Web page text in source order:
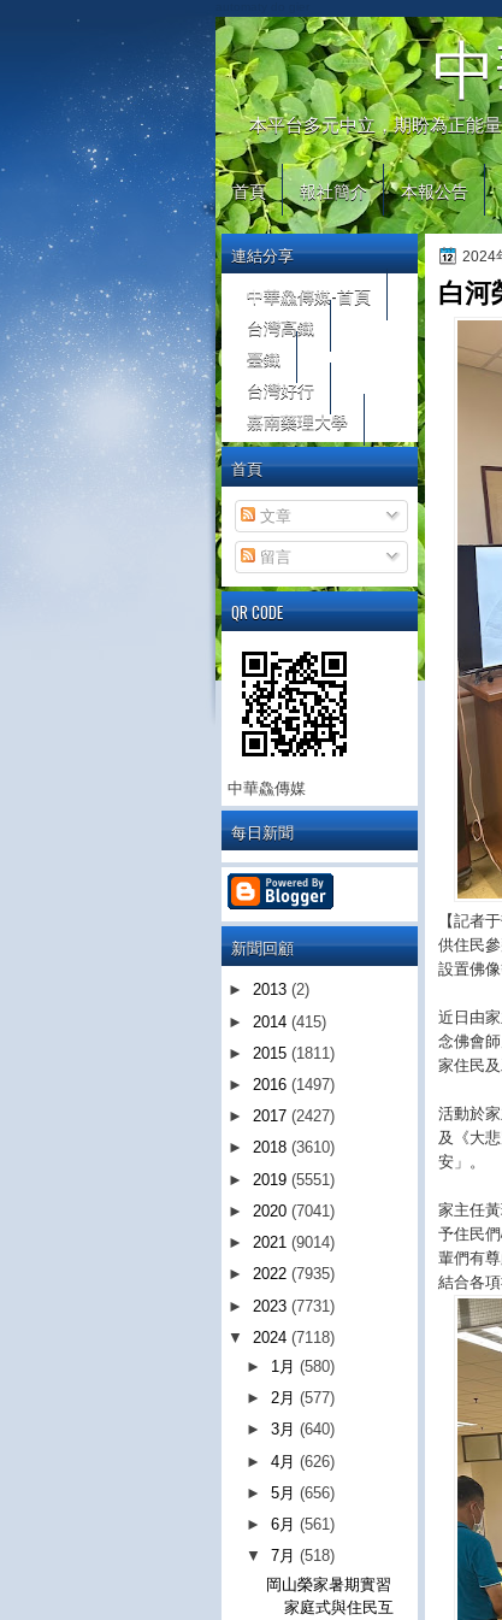
本平台多元中立，期盼為正能
首頁 報社簡介 本報公告
2024
白河
【記者
供住民
設置佛
近日由
念佛會
家住民
活動於
及《大
安」。
家主任
予住民
輩們有
結合各
連結分享
中華鱻傳媒-首頁
台灣高鐵
臺鐵
台灣好行
嘉南藥理大學
首頁
文章
留言
QR CODE
中華鱻傳媒
每日新聞
新聞回顧
► 2013 (2)
► 2014 (415)
► 2015 (1811)
► 2016 (1497)
► 2017 (2427)
► 2018 (3610)
► 2019 (5551)
► 2020 (7041)
► 2021 (9014)
► 2022 (7935)
► 2023 (7731)
▼ 2024 (7118)
► 1月(580)
►2月(577)
►3月(640)
►4月(626)
►5月(656)
►6月(561)
▼7月(518)
岡山榮家暑期實習
家庭式與住民互